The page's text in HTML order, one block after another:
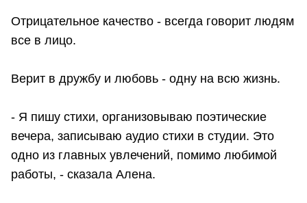
Отрицательное качество - всегда говорит людям
все в лицо.
Верит в дружбу и любовь - одну на всю жизнь.
- Я пишу стихи, организовываю поэтические
вечера, записываю аудио стихи в студии. Это
одно из главных увлечений, помимо любимой
работы, - сказала Алена.